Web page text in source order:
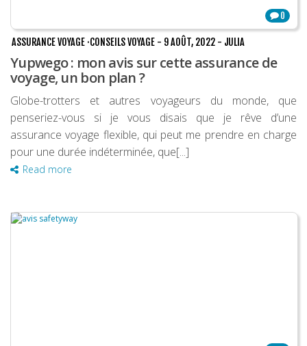
0
ASSURANCE VOYAGE ·CONSEILS VOYAGE - 9 AOÛT, 2022 - JULIA
Yupwego : mon avis sur cette assurance de
voyage, un bon plan ?
Globe-trotters et autres voyageurs du monde, que
penseriez-vous si je vous disais que je rêve d’une
assurance voyage flexible, qui peut me prendre en charge
pour une durée indéterminée, que[...]
Read more